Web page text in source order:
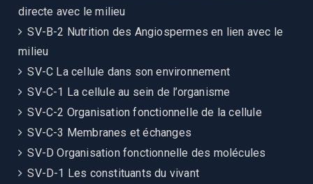
directe avec le milieu
SV-B-2 Nutrition des Angiospermes en lien avec le
milieu
SV-C La cellule dans son environnement
SV-C-1 La cellule au sein de l’organisme
SV-C-2 Organisation fonctionnelle de la cellule
SV-C-3 Membranes et échanges
SV-D Organisation fonctionnelle des molécules
SV-D-1 Les constituants du vivant